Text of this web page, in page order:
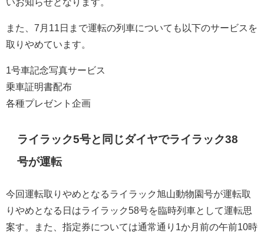
また、7月11日まで運転の列車についても以下のサービスを
取りやめています。
1号車記念写真サービス
乗車証明書配布
各種プレゼント企画
ライラック5号と同じダイヤでライラック38
号が運転
今回運転取りやめとなるライラック旭山動物園号が運転取
りやめとなる日はライラック58号を臨時列車として運転思
案す。また、指定券については通常通り1か月前の午前10時